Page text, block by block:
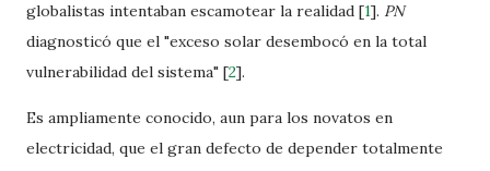
globalistas intentaban escamotear la realidad [1]. PN
diagnosticó que el "exceso solar desembocó en la total
vulnerabilidad del sistema" [2].
Es ampliamente conocido, aun para los novatos en
electricidad, que el gran defecto de depender totalmente